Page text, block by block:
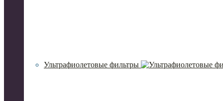
Ультрафиолетовые фильтры